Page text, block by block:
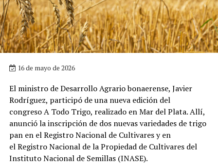
16 de mayo de 2026
El ministro de Desarrollo Agrario bonaerense, Javier
Rodríguez, participó de una nueva edición del
congreso A Todo Trigo, realizado en Mar del Plata. Allí,
anunció la inscripción de dos nuevas variedades de trigo
pan en el Registro Nacional de Cultivares y en
el Registro Nacional de la Propiedad de Cultivares del
Instituto Nacional de Semillas (INASE).